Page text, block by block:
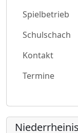
Spielbetrieb
Schulschach
Kontakt
Termine